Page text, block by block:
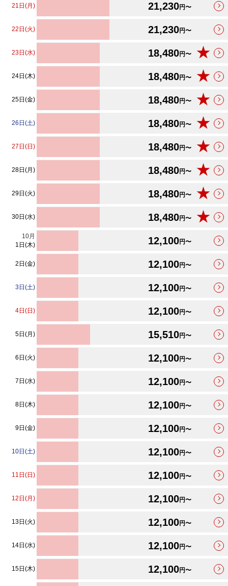
21日(月) 21,230円〜
22日(火) 21,230円〜
23日(水) 18,480円〜 ★
24日(木) 18,480円〜 ★
25日(金) 18,480円〜 ★
26日(土) 18,480円〜 ★
27日(日) 18,480円〜 ★
28日(月) 18,480円〜 ★
29日(火) 18,480円〜 ★
30日(水) 18,480円〜 ★
10月
1日(木)
12,100円〜
2日(金) 12,100円〜
3日(土) 12,100円〜
4日(日) 12,100円〜
5日(月) 15,510円〜
6日(火) 12,100円〜
7日(水) 12,100円〜
8日(木) 12,100円〜
9日(金) 12,100円〜
10日(土) 12,100円〜
11日(日) 12,100円〜
12日(月) 12,100円〜
13日(火) 12,100円〜
14日(水) 12,100円〜
15日(木) 12,100円〜